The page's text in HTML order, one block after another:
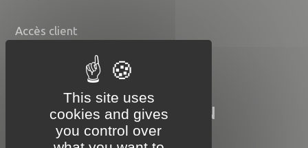
Accès client
Nos disponibilités
COMPTOIR DU POISSON
EXOTIQUE
This site uses
cookies and gives
you control over